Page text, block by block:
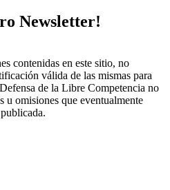
Newsletter!
contenidas en este sitio, no
válida de las mismas para
de la Libre Competencia no
u omisiones que eventualmente